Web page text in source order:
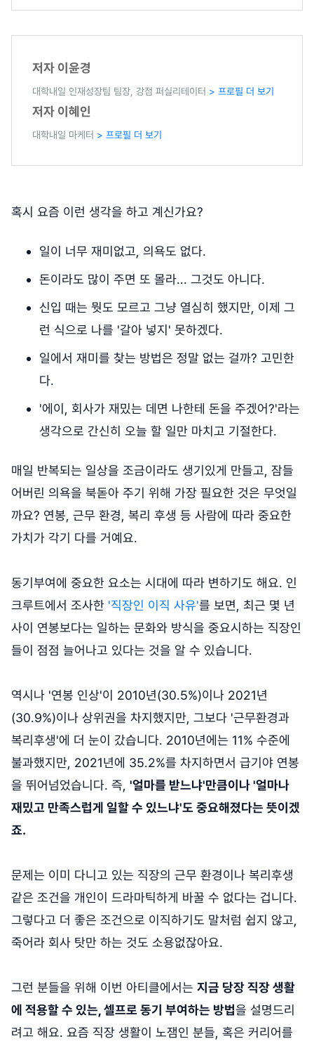
저자 이윤경
대학내일 인재성장팀 팀장, 강점 퍼실리테이터 > 프로필 더 보기
저자 이혜인
대학내일 마케터 > 프로필 더 보기
혹시 요즘 이런 생각을 하고 계신가요?
일이 너무 재미없고, 의욕도 없다.
돈이라도 많이 주면 또 몰라... 그것도 아니다.
신입 때는 뭣도 모르고 그냥 열심히 했지만, 이제 그
런 식으로 나를 '갈아 넣지' 못하겠다.
일에서 재미를 찾는 방법은 정말 없는 걸까? 고민한
다.
'에이, 회사가 재밌는 데면 나한테 돈을 주겠어?'라는
생각으로 간신히 오늘 할 일만 마치고 기절한다.
매일 반복되는 일상을 조금이라도 생기있게 만들고, 잠들
어버린 의욕을 북돋아 주기 위해 가장 필요한 것은 무엇일
까요? 연봉, 근무 환경, 복리 후생 등 사람에 따라 중요한
가치가 각기 다를 거예요.
동기부여에 중요한 요소는 시대에 따라 변하기도 해요. 인
크루트에서 조사한 '직장인 이직 사유'를 보면, 최근 몇 년
사이 연봉보다는 일하는 문화와 방식을 중요시하는 직장인
들이 점점 늘어나고 있다는 것을 알 수 있습니다.
역시나 '연봉 인상'이 2010년(30.5%)이나 2021년
(30.9%)이나 상위권을 차지했지만, 그보다 '근무환경과
복리후생'에 더 눈이 갔습니다. 2010년에는 11% 수준에
불과했지만, 2021년에 35.2%를 차지하면서 급기야 연봉
을 뛰어넘었습니다. 즉, '얼마를 받느냐'만큼이나 '얼마나
재밌고 만족스럽게 일할 수 있느냐'도 중요해졌다는 뜻이겠
죠.
문제는 이미 다니고 있는 직장의 근무 환경이나 복리후생
같은 조건을 개인이 드라마틱하게 바꿀 수 없다는 겁니다.
그렇다고 더 좋은 조건으로 이직하기도 말처럼 쉽지 않고,
죽어라 회사 탓만 하는 것도 소용없잖아요.
그런 분들을 위해 이번 아티클에서는 지금 당장 직장 생활
에 적용할 수 있는, 셀프로 동기 부여하는 방법을 설명드리
려고 해요. 요즘 직장 생활이 노잼인 분들, 혹은 커리어를